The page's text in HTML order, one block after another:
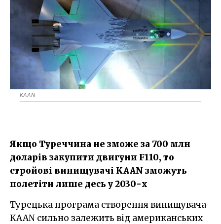
KAAN
Якщо Туреччина не зможе за 700 млн
доларів закупити двигуни F110, то
стройові винищувачі KAAN зможуть
полетіти лише десь у 2030-х
Турецька програма створення винищувача
KAAN сильно залежить від американських